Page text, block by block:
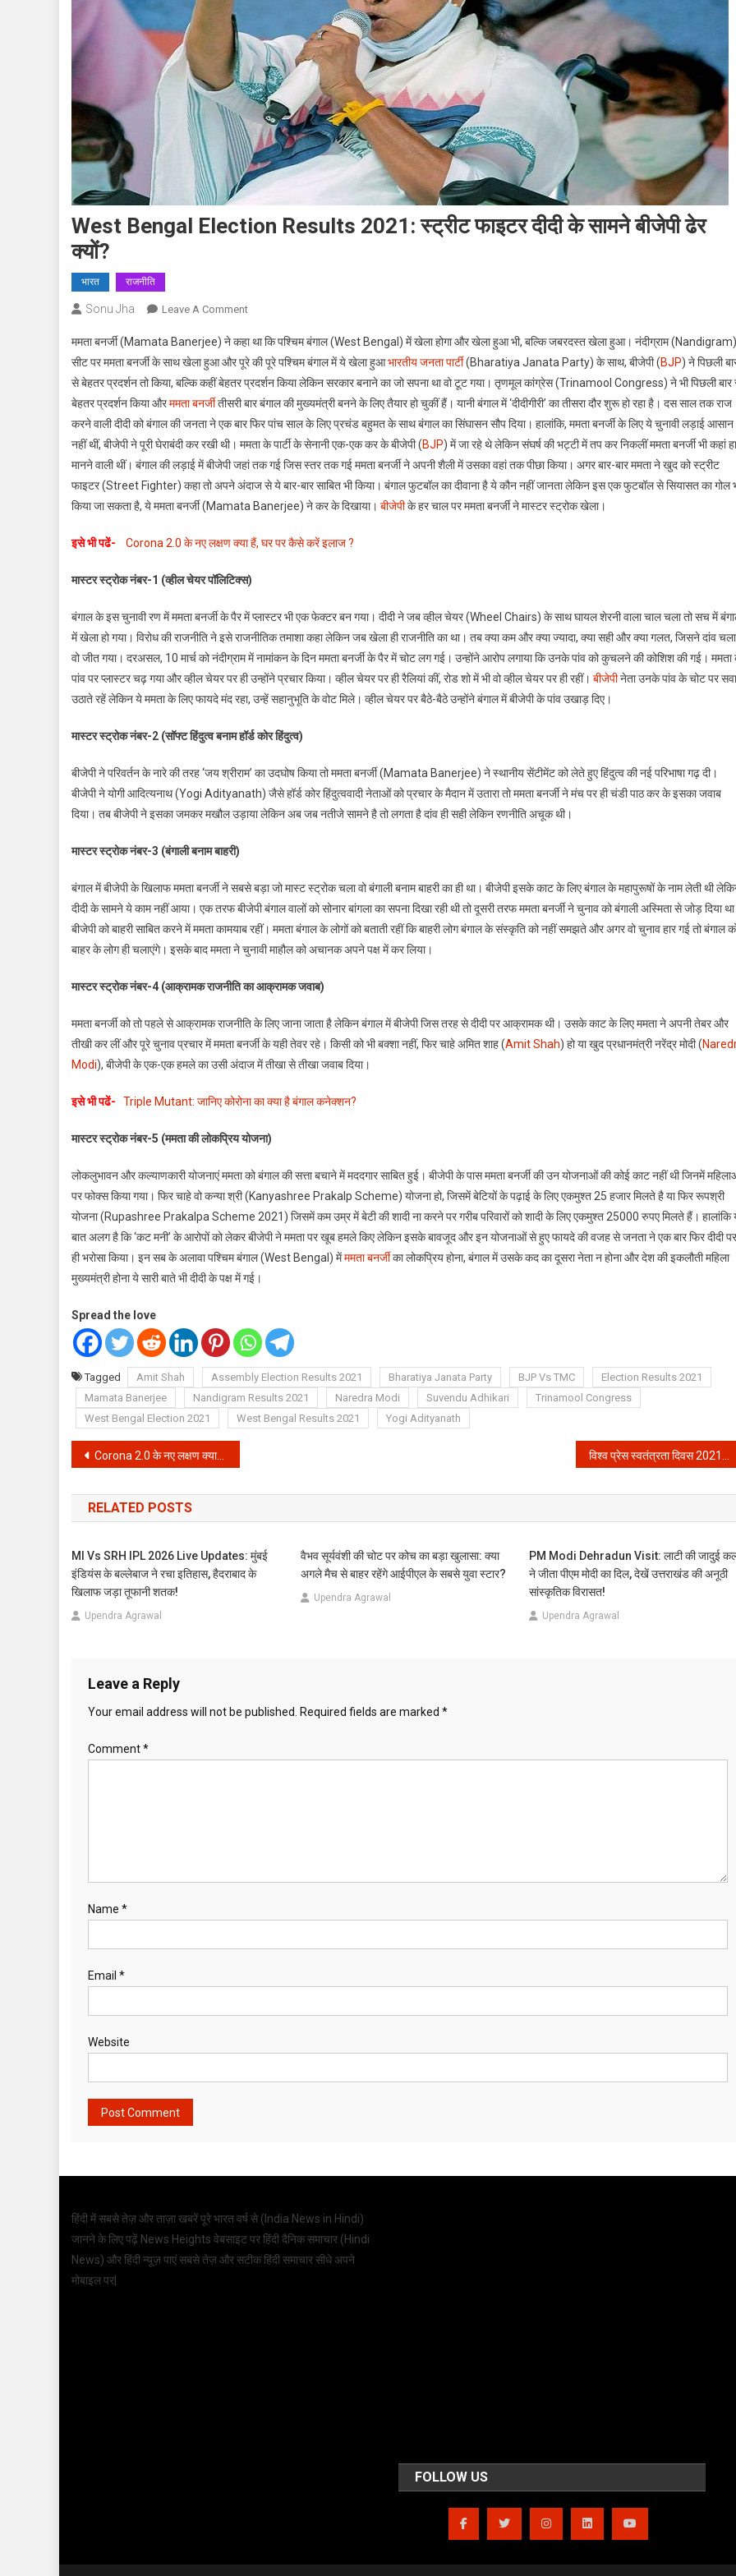
West Bengal Election Results 2021: स्ट्रीट फाइटर दीदी के सामने बीजेपी ढेर
क्यों?
भारत राजनीति
Sonu Jha Leave A CommentOn
Bengal
Election
Results
2021:
स्ट्रीट
फाइटर
दीदी
ढेर
ममता बनर्जी (Mamata Banerjee) ने कहा था कि पश्चिम बंगाल (West Bengal) में खेला होगा और खेला हुआ भी, बल्कि जबरदस्त खेला हुआ। नंदीग्राम (Nandigram)
सीट पर ममता बनर्जी के साथ खेला हुआ और पूरे की पूरे पश्चिम बंगाल में ये खेला हुआभारतीय जनता पार्टी(Bharatiya Janata Party) के साथ, बीजेपी (BJP) ने पिछली
से बेहतर प्रदर्शन तो किया, बल्कि कहीं बेहतर प्रदर्शन किया लेकिन सरकार बनाने का जो सपना था वो टूट गया। तृणमूल कांग्रेस (Trinamool Congress) ने भी पिछली बार
बेहतर प्रदर्शन किया औरममता बनर्जीतीसरी बार बंगाल की मुख्यमंत्री बनने के लिए तैयार हो चुकीं हैं। यानी बंगाल में ‘दीदीगीरी’ का तीसरा दौर शुरू हो रहा है। दस साल तक राज
करने वाली दीदी को बंगाल की जनता ने एक बार फिर पांच साल के लिए प्रचंड बहुमत के साथ बंगाल का सिंघासन सौप दिया। हालांकि, ममता बनर्जी के लिए ये चुनावी लड़ाई आसान
नहीं थीं, बीजेपी ने पूरी घेराबंदी कर रखी थी। ममता के पार्टी के सेनानी एक-एक कर के बीजेपी (BJP) में जा रहे थे लेकिन संघर्ष की भट्टी में तप कर निकलीं ममता बनर्जी भी कहां
मानने वाली थीं। बंगाल की लड़ाई में बीजेपी जहां तक गई जिस स्तर तक गई ममता बनर्जी ने अपनी शैली में उसका वहां तक पीछा किया। अगर बार-बार ममता ने खुद को स्ट्रीट
फाइटर (Street Fighter) कहा तो अपने अंदाज से ये बार-बार साबित भी किया। बंगाल फुटबॉल का दीवाना है ये कौन नहीं जानता लेकिन इस एक फुटबॉल से सियासत का गोल
किया जा सकता है, ये ममता बनर्जी (Mamata Banerjee) ने कर के दिखाया। बीजेपीके हर चाल पर ममता बनर्जी ने मास्टर स्ट्रोक खेला।
इसे भी पढें- Corona 2.0 के नए लक्षण क्या हैं, घर पर कैसे करें इलाज ?
मास्टर स्ट्रोक नंबर-1 (व्हील चेयर पॉलिटिक्स)
बंगाल के इस चुनावी रण में ममता बनर्जी के पैर में प्लास्टर भी एक फेक्टर बन गया। दीदी ने जब व्हील चेयर (Wheel Chairs) के साथ घायल शेरनी वाला चाल चला तो सच में
में खेला हो गया। विरोध की राजनीति ने इसे राजनीतिक तमाशा कहा लेकिन जब खेला ही राजनीति का था। तब क्या कम और क्या ज्यादा, क्या सही और क्या गलत, जिसने दांव चला
वो जीत गया। दरअसल, 10 मार्च को नंदीग्राम में नामांकन के दिन ममता बनर्जी के पैर में चोट लग गई। उन्होंने आरोप लगाया कि उनके पांव को कुचलने की कोशिश की गई।
पांव पर प्लास्टर चढ़ गया और व्हील चेयर पर ही उन्होंने प्रचार किया। व्हील चेयर पर ही रैलियां कीं, रोड शो में भी वो व्हील चेयर पर ही रहीं। बीजेपीनेता उनके पांव के चोट पर
उठाते रहें लेकिन ये ममता के लिए फायदे मंद रहा, उन्हें सहानुभूति के वोट मिले। व्हील चेयर पर बैठे-बैठे उन्होंने बंगाल में बीजेपी के पांव उखाड़ दिए।
मास्टर स्ट्रोक नंबर-2 (सॉफ्ट हिंदुत्व बनाम हॉर्ड कोर हिंदुत्व)
बीजेपी ने परिवर्तन के नारे की तरह ‘जय श्रीराम’ का उदघोष किया तो ममता बनर्जी (Mamata Banerjee) ने स्थानीय सेंटीमेंट को लेते हुए हिंदुत्व की नई परिभाषा गढ़ दी।
बीजेपी ने योगी आदित्यनाथ (Yogi Adityanath) जैसे हॉर्ड कोर हिंदुत्ववादी नेताओं को प्रचार के मैदान में उतारा तो ममता बनर्जी ने मंच पर ही चंडी पाठ कर के इसका जवाब
दिया। तब बीजेपी ने इसका जमकर मखौल उड़ाया लेकिन अब जब नतीजे सामने है तो लगता है दांव ही सही लेकिन रणनीति अचूक थी।
मास्टर स्ट्रोक नंबर-3 (बंगाली बनाम बाहरी)
बंगाल में बीजेपी के खिलाफ ममता बनर्जी ने सबसे बड़ा जो मास्ट स्ट्रोक चला वो बंगाली बनाम बाहरी का ही था। बीजेपी इसके काट के लिए बंगाल के महापुरूषों के नाम लेती थी
दीदी के सामने ये काम नहीं आया। एक तरफ बीजेपी बंगाल वालों को सोनार बांगला का सपना दिखा रही थी तो दूसरी तरफ ममता बनर्जी ने चुनाव को बंगाली अस्मिता से जोड़ दिया
बीजेपी को बाहरी साबित करने में ममता कामयाब रहीं। ममता बंगाल के लोगों को बताती रहीं कि बाहरी लोग बंगाल के संस्कृति को नहीं समझते और अगर वो चुनाव हार गई तो बंगाल
बाहर के लोग ही चलाएंगे। इसके बाद ममता ने चुनावी माहौल को अचानक अपने पक्ष में कर लिया।
मास्टर स्ट्रोक नंबर-4 (आक्रामक राजनीति का आक्रामक जवाब)
ममता बनर्जी को तो पहले से आक्रामक राजनीति के लिए जाना जाता है लेकिन बंगाल में बीजेपी जिस तरह से दीदी पर आक्रामक थी। उसके काट के लिए ममता ने अपनी तेबर और
तीखी कर लीं और पूरे चुनाव प्रचार में ममता बनर्जी के यही तेवर रहे। किसी को भी बक्शा नहीं, फिर चाहे अमित शाह (Amit Shah) हो या खुद प्रधानमंत्री नरेंद्र मोदी (
Modi), बीजेपी के एक-एक हमले का उसी अंदाज में तीखा से तीखा जवाब दिया।
इसे भी पढें- Triple Mutant: जानिए कोरोना का क्या है बंगाल कनेक्शन?
मास्टर स्ट्रोक नंबर-5 (ममता की लोकप्रिय योजना)
लोकलुभावन और कल्याणकारी योजनाएं ममता को बंगाल की सत्ता बचाने में मददगार साबित हुई। बीजेपी के पास ममता बनर्जी की उन योजनाओं की कोई काट नहीं थी जिनमें
पर फोक्स किया गया। फिर चाहे वो कन्या श्री (Kanyashree Prakalp Scheme) योजना हो, जिसमें बेटियों के पढ़ाई के लिए एकमुश्त 25 हजार मिलते है या फिर रूपश्री
योजना (Rupashree Prakalpa Scheme 2021) जिसमें कम उम्र में बेटी की शादी ना करने पर गरीब परिवारों को शादी के लिए एकमुश्त 25000 रुपए मिलते हैं। हालांकि
बात अलग है कि ‘कट मनी’ के आरोपों को लेकर बीजेपी ने ममता पर खूब हमले किए लेकिन इसके बावजूद और इन योजनाओं से हुए फायदे की वजह से जनता ने एक बार फिर दीदी पर
ही भरोसा किया। इन सब के अलावा पश्चिम बंगाल (West Bengal) मेंममता बनर्जीका लोकप्रिय होना, बंगाल में उसके कद का दूसरा नेता न होना और देश की इकलौती महिला
मुख्यमंत्री होना ये सारी बाते भी दीदी के पक्ष में गई।
Spread the love
Tagged Amit Shah Assembly Election Results 2021 Bharatiya Janata Party BJP Vs TMC
Election Results 2021
Mamata Banerjee
Nandigram Results 2021 Naredra Modi Suvendu Adhikari
Trinamool Congress
West Bengal Election 2021
West Bengal Results 2021 Yogi Adityanath
Post
navigation
Corona 2.0 के नए लक्षण क्या हैं, घर पर कैसे करें इलाज ?
RELATED POSTS
MI Vs SRH IPL 2026 Live Updates: मुंबई
इंडियंस के बल्लेबाज ने रचा इतिहास, हैदराबाद के
खिलाफ जड़ा तूफानी शतक!
Upendra Agrawal
वैभव सूर्यवंशी की चोट पर कोच का बड़ा खुलासा: क्या
अगले मैच से बाहर रहेंगे आईपीएल के सबसे युवा स्टार?
Upendra Agrawal
PM Modi Dehradun Visit: लाटी की जादुई
ने जीता पीएम मोदी का दिल, देखें उत्तराखंड की अनूठी
सांस्कृतिक विरासत!
Upendra Agrawal
Leave a Reply
Your email address will not be published. Required fields are marked *
Comment*
Name *
Email *
Website
हिंदी में सबसे तेज़ और ताज़ा खबरें पूरे भारत वर्ष से ( India News in Hindi)
जानने के लिए पढ़ें News Heights वेबसाइट पर हिंदी दैनिक समाचार (Hindi
News) और हिंदी न्यूज़ पाएं सबसे तेज़ और सटीक हिंदी समाचार सीधे अपने
मोबाइल पर|
FOLLOW US